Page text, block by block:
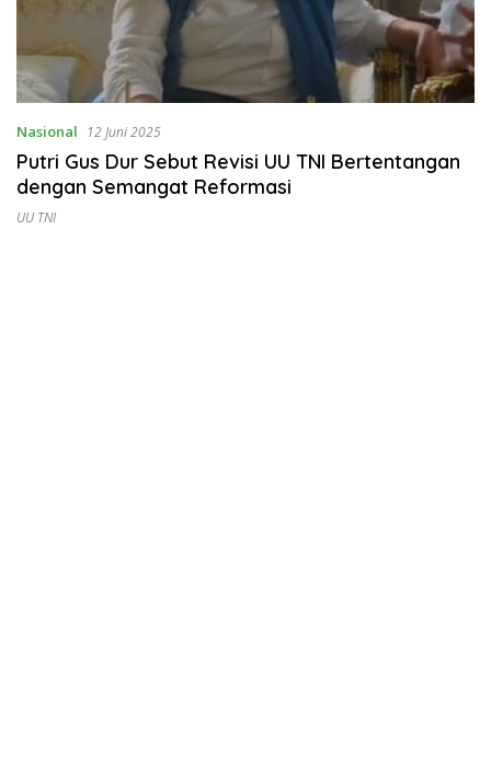
Nasional 12 Juni 2025
Putri Gus Dur Sebut Revisi UU TNI Bertentangan
dengan Semangat Reformasi
UU TNI